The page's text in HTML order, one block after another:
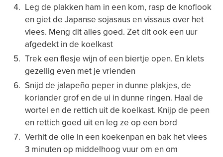
Leg de plakken ham in een kom, rasp de knoflook
en giet de Japanse sojasaus en vissaus over het
vlees. Meng dit alles goed. Zet dit ook een uur
afgedekt in de koelkast
Trek een flesje wijn of een biertje open. En klets
gezellig even met je vrienden
Snijd de jalapeño peper in dunne plakjes, de
koriander grof en de ui in dunne ringen. Haal de
wortel en de rettich uit de koelkast. Knijp de peen
en rettich goed uit en leg ze op een bord
Verhit de olie in een koekenpan en bak het vlees
3 minuten op middelhoog vuur om en om